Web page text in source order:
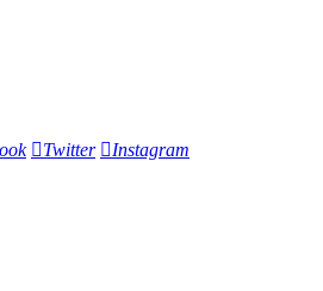
Twitter Instagram